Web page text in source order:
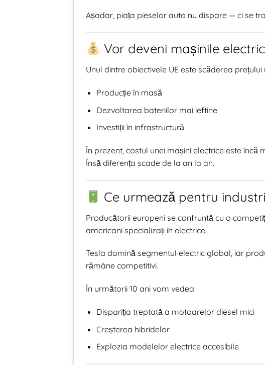
Așadar, piața pieselor auto nu dispare — ci se
Vor deveni mașinile
Unul dintre obiectivele UE este scăderea
Producție în masă
Dezvoltarea bateriilor mai ieftine
Investiții în infrastructură
În prezent, costul unei mașini electrice este
Însă diferența scade de la an la an.
Ce urmează pentru
Producătorii europeni se confruntă cu o
americani specializați în electrice.
Tesla domină segmentul electric global, iar
rămâne competitivi.
În următorii 10 ani vom vedea:
Dispariția treptată a motoarelor diesel mici
Creșterea hibridelor
Explozia modelelor electrice accesibile